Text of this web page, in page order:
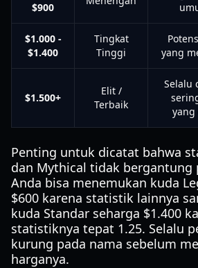
$900
$1.000 -
$1.400
Tingkat
Tinggi
yang
$1.500+
Elit /
Terbaik
Selalu
yang
Penting untuk dicatat bahwa
dan Mythical tidak bergantung
Anda bisa menemukan kuda
$600 karena statistik lainnya
kuda Standar seharga $1.400
statistiknya tepat 1.25. Selalu
kurung pada nama sebelum
harganya.